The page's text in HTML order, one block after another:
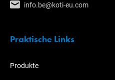
info.be@koti-eu.com
Praktische Links
Produkte